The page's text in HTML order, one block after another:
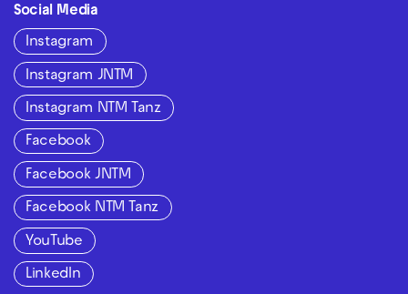
Social Media
Instagram
Instagram JNTM
Instagram NTM Tanz
Facebook
Facebook JNTM
Facebook NTM Tanz
YouTube
LinkedIn